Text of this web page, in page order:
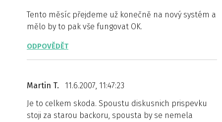
Tento měsíc přejdeme už konečně na nový systém a
mělo by to pak vše fungovat OK.
ODPOVĚDĚT
Martin T.
11.6.2007, 11:47:23
Je to celkem skoda. Spoustu diskusnich prispevku
stoji za starou backoru, spousta by se nemela